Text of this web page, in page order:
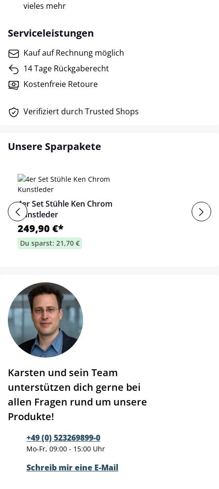
vieles mehr
Serviceleistungen
Kauf auf Rechnung möglich
14 Tage Rückgaberecht
Kostenfreie Retoure
Verifiziert durch Trusted Shops
Unsere Sparpakete
4er Set Stühle Ken Chrom
Kunstleder
249,90 €*
Du sparst: 21,70 €
Karsten und sein Team
unterstützen dich gerne bei
allen Fragen rund um unsere
Produkte!
+49 (0) 523269899-0
Mo-Fr, 09:00 - 15:00 Uhr
Schreib mir eine E-Mail